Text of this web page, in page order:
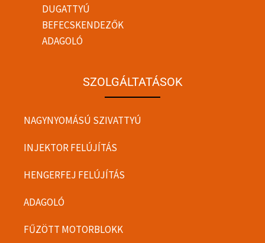
DUGATTYÚ
BEFECSKENDEZŐK
ADAGOLÓ
SZOLGÁLTATÁSOK
NAGYNYOMÁSÚ SZIVATTYÚ
INJEKTOR FELÚJÍTÁS
HENGERFEJ FELÚJÍTÁS
ADAGOLÓ
FŰZÖTT MOTORBLOKK